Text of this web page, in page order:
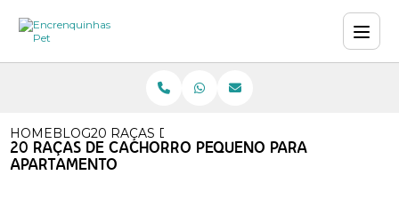
HOMEBLOG20 RAÇAS DE CACHORRO PEQUENO PARA
20 RAÇAS DE CACHORRO PEQUENO PARA
APARTAMENTO